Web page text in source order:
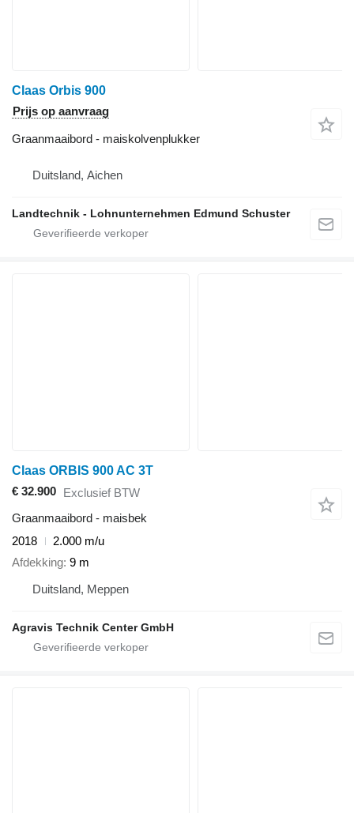
Claas Orbis 900
Prijs op aanvraag
Graanmaaibord - maiskolvenplukker
Duitsland, Aichen
Landtechnik - Lohnunternehmen Edmund Schuster
Claas ORBIS 900 AC 3T
€ 32.900 Exclusief BTW
Graanmaaibord - maisbek
2018
2.000 m/u
Afdekking 9 m
Duitsland, Meppen
Agravis Technik Center GmbH